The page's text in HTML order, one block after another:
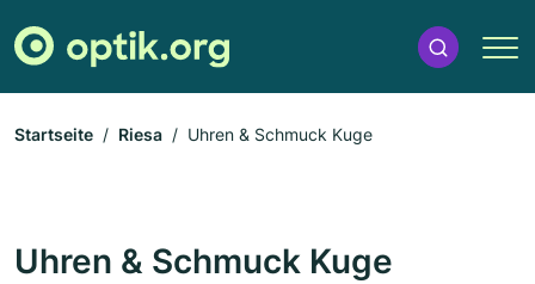
Startseite Riesa Uhren & Schmuck Kuge
Uhren & Schmuck Kuge